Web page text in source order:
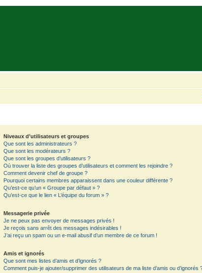
Niveaux d’utilisateurs et groupes
Que sont les administrateurs ?
Que sont les modérateurs ?
Que sont les groupes d’utilisateurs ?
Où trouver la liste des groupes d’utilisateurs et comment les rejoindre ?
Comment devenir chef de groupe ?
Pourquoi certains membres apparaissent dans une couleur différente ?
Qu’est-ce qu’un « Groupe par défaut » ?
Qu’est-ce que le lien « L’équipe du forum » ?
Messagerie privée
Je ne peux pas envoyer de messages privés !
Je reçois sans arrêt des messages indésirables !
J’ai reçu un spam ou un e-mail abusif d’un membre de ce forum !
Amis et ignorés
Que sont mes listes d’amis et d’ignorés ?
Comment puis-je ajouter/supprimer des utilisateurs de ma liste d’amis ou d’ignorés